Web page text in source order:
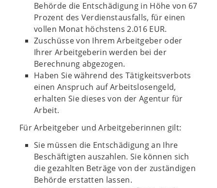
Behörde die Entschädigung in Höhe von 67
Prozent des Verdienstausfalls, für einen
vollen Monat höchstens 2.016 EUR.
Zuschüsse von Ihrem Arbeitgeber oder
Ihrer Arbeitgeberin werden bei der
Berechnung abgezogen.
Haben Sie während des Tätigkeitsverbots
einen Anspruch auf Arbeitslosengeld,
erhalten Sie dieses von der Agentur für
Arbeit.
Für Arbeitgeber und Arbeitgeberinnen gilt:
Sie müssen die Entschädigung an Ihre
Beschäftigten auszahlen. Sie können sich
die gezahlten Beträge von der zuständigen
Behörde erstatten lassen.